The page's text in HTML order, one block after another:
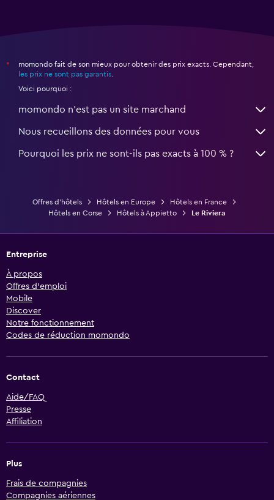
*
momondo fait de son mieux pour obtenir des prix exacts. Cependant,
les prix ne sont pas garantis
Voici pourquoi :
momondo n'est pas un site marchand
Nous recueillons des données pour vous
Pourquoi les prix ne sont-ils pas exacts à 100 % ?
Offres d’hôtels Hôtels en Europe
Hôtels en France
Hôtels en Corse
Hôtels à Appietto Le Riviera
Entreprise
À propos
Offres d’emploi
Mobile
Discover
Notre fonctionnement
Codes de réduction momondo
Contact
Aide/FAQ
Presse
Affiliation
Plus
Frais de compagnies
Compagnies aériennes